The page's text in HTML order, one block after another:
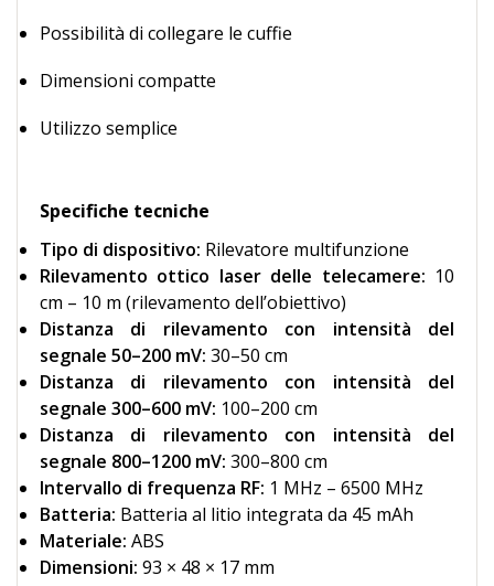
Possibilità di collegare le cuffie
Dimensioni compatte
Utilizzo semplice
Specifiche tecniche
Tipo di dispositivo: Rilevatore multifunzione
Rilevamento ottico laser delle telecamere: 10
cm – 10 m (rilevamento dell’obiettivo)
Distanza di rilevamento con intensità del
segnale 50–200 mV: 30–50 cm
Distanza di rilevamento con intensità del
segnale 300–600 mV: 100–200 cm
Distanza di rilevamento con intensità del
segnale 800–1200 mV: 300–800 cm
Intervallo di frequenza RF: 1 MHz – 6500 MHz
Batteria: Batteria al litio integrata da 45 mAh
Materiale: ABS
Dimensioni: 93 × 48 × 17 mm